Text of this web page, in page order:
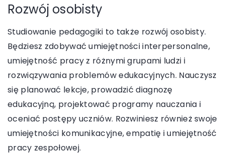
Rozwój osobisty
Studiowanie pedagogiki to także rozwój osobisty.
Będziesz zdobywać umiejętności interpersonalne,
umiejętność pracy z różnymi grupami ludzi i
rozwiązywania problemów edukacyjnych. Nauczysz
się planować lekcje, prowadzić diagnozę
edukacyjną, projektować programy nauczania i
oceniać postępy uczniów. Rozwiniesz również swoje
umiejętności komunikacyjne, empatię i umiejętność
pracy zespołowej.